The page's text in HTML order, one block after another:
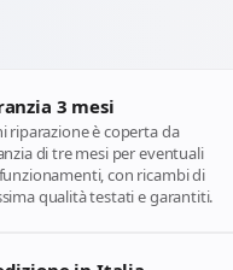
3 mesi
riparazione è coperta da
di tre mesi per eventuali
con ricambi di
qualità testati e garantiti.